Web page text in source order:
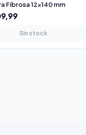
Fibrosa 12x140 mm
Sin stock